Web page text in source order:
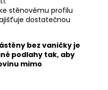
stěnovému profilu
dostatečnou
bez vaničky je
podlahy tak, aby
mimo